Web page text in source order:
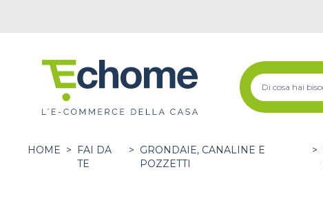
HOME >
FAI DA
TE
> GRONDAIE, CANALINE E
POZZETTI
>